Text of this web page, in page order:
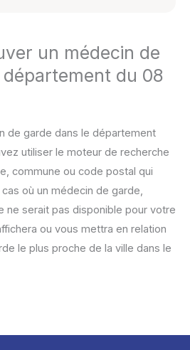
un médecin de
du 08
de garde dans le département
utiliser le moteur de recherche
commune ou code postal qui
où un médecin de garde,
ne serait pas disponible pour votre
ou vous mettra en relation
le plus proche de la ville dans le